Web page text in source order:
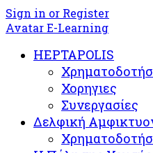
Sign in or Register
Avatar E-Learning
HEPTAPOLIS
Χορηγιες
Συνεργασίες
Δελφική